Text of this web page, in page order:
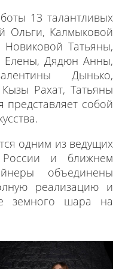
13 талантливых
Ольги, Калмыковой
Татьяны,
Елены, Дядюн Анны,
Дынько,
Рахат, Татьяны
представляет собой
одним из ведущих
и ближнем
объединены
реализацию и
земного шара на